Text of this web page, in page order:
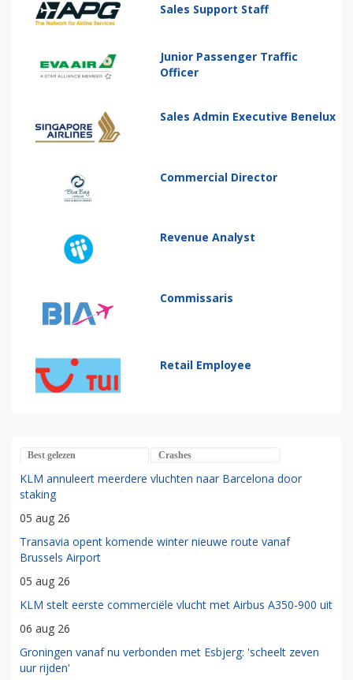
Sales Support Staff
Junior Passenger Traffic
Officer
Sales Admin Executive Benelux
Commercial Director
Revenue Analyst
Commissaris
Retail Employee
Best gelezen Crashes
KLM annuleert meerdere vluchten naar Barcelona door
staking
05 aug 26
Transavia opent komende winter nieuwe route vanaf
Brussels Airport
05 aug 26
KLM stelt eerste commerciële vlucht met Airbus A350-900 uit
06 aug 26
Groningen vanaf nu verbonden met Esbjerg: 'scheelt zeven
uur rijden'